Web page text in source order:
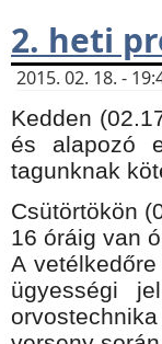
2. heti
2015. 02. 18. -
Kedden
és alapozó
tagunknak
Csütörtökön
16 óráig van
A
ügyességi